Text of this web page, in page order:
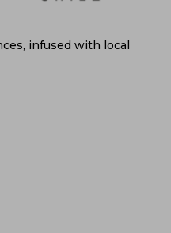
infused with local